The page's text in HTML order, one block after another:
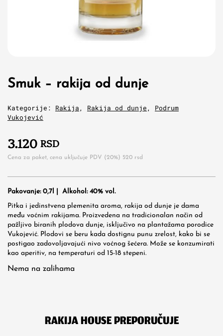
Smuk – rakija od dunje
Kategorije: Rakija, Rakija od dunje, Podrum
Vukojević
3.120 RSD
Cena za paket, cena uključuje PDV (20%) 520 rsd
Pakovanje: 0,7l | Alkohol: 40% vol.
Pitka i jedinstvena plemenita aroma, rakija od dunje je dama
među voćnim rakijama. Proizvedena na tradicionalan način od
pažljivo biranih plodova dunje, isključivo na plantažama porodice
Vukojević. Plodovi se beru kada dostignu punu zrelost, kako bi se
postigao zadovoljavajući nivo voćnog šećera. Može se konzumirati
kao aperitiv, na temperaturi od 15-18 stepeni.
Nema na zalihama
RAKIJA HOUSE PREPORUČUJE